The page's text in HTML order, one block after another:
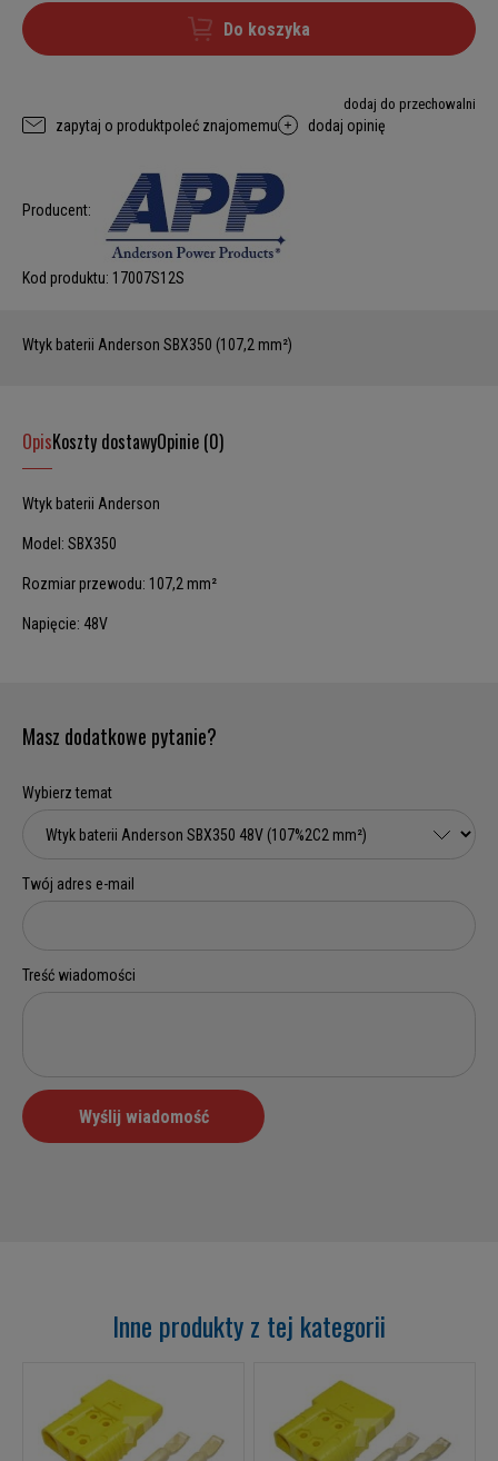
Do koszyka
dodaj do przechowalni
zapytaj o produktpoleć znajomemu dodaj opinię
Producent:
Kod produktu: 17007S12S
Wtyk baterii Anderson SBX350 (107,2 mm²)
OpisKoszty dostawyOpinie (0)
Wtyk baterii Anderson
Model: SBX350
Rozmiar przewodu: 107,2 mm²
Napięcie: 48V
Masz dodatkowe pytanie?
Inne produkty z tej kategorii